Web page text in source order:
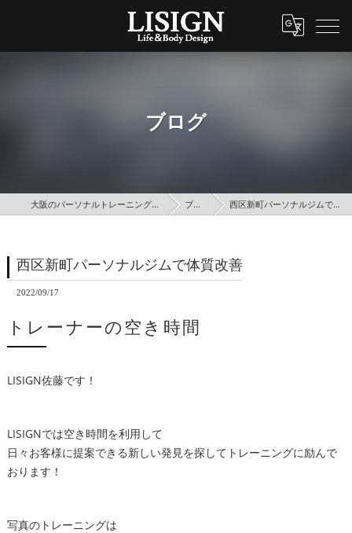
ブログ
大阪のパーソナルトレーニングはLISIGN ブログ 西区新町パーソナルジムで体質改善
西区新町パーソナルジムで体質改善
2022/09/17
トレーナーの空き時間
LISIGN佐藤です！
LISIGNでは空き時間を利用して
日々お客様に提案できる新しい発見を探してトレーニングに励んで
おります！
写真のトレーニングは